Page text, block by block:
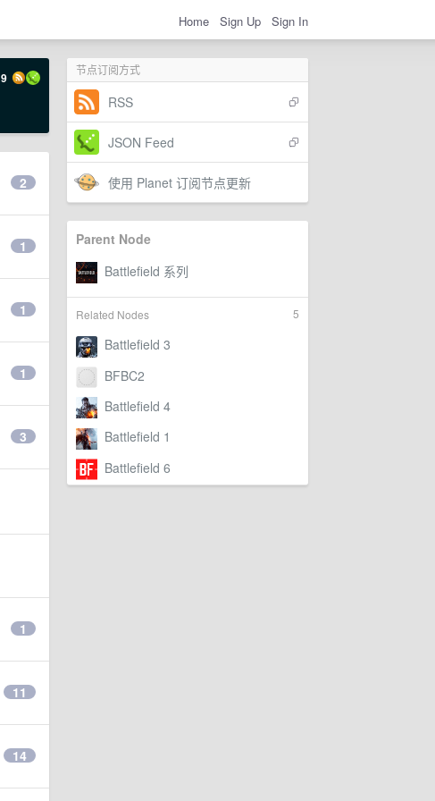
Home Sign Up Sign In
节点订阅方式
RSS
JSON Feed
使用 Planet 订阅节点更新
Parent Node
5
Related Nodes
9
2
1
1
1
3
1
11
14